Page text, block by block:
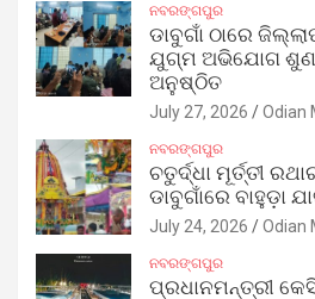
ନବରଙ୍ଗପୁର
ଡାବୁଗାଁ ଠାରେ
ଯୁଗ୍ମ ଅଭିଯୋଗ
ଅନୁଷ୍ଠିତ
July 27, 2026 Odian
ନବରଙ୍ଗପୁର
ଚତୁର୍ଦ୍ଧା ମୂର୍ତ୍ତୀ
ଡାବୁଗାଁରେ ବାହୁଡ଼ା
July 24, 2026 Odian
ନବରଙ୍ଗପୁର
ପ୍ରଧାନମନ୍ତ୍ରୀ